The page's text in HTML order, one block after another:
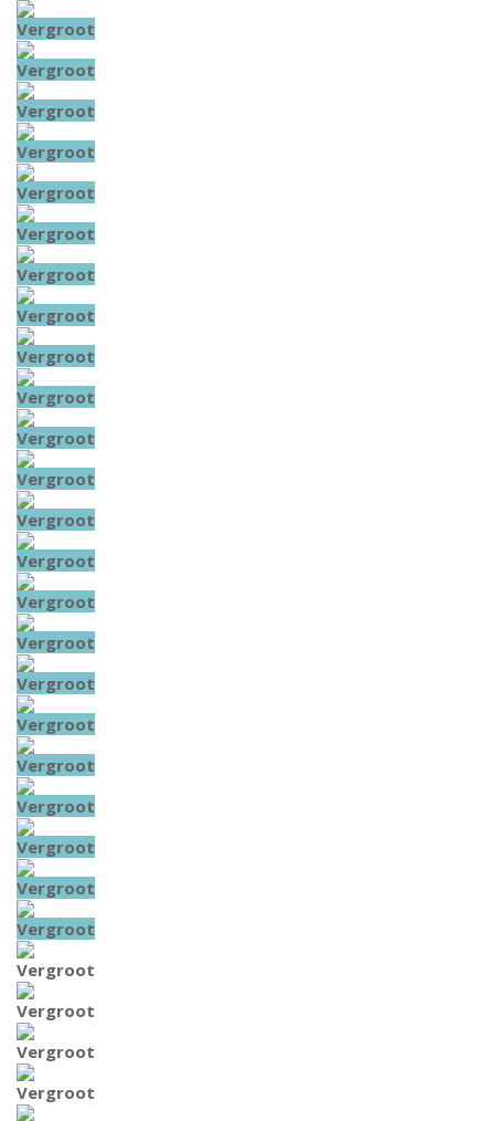
Vergroot
Vergroot
Vergroot
Vergroot
Vergroot
Vergroot
Vergroot
Vergroot
Vergroot
Vergroot
Vergroot
Vergroot
Vergroot
Vergroot
Vergroot
Vergroot
Vergroot
Vergroot
Vergroot
Vergroot
Vergroot
Vergroot
Vergroot
Vergroot
Vergroot
Vergroot
Vergroot